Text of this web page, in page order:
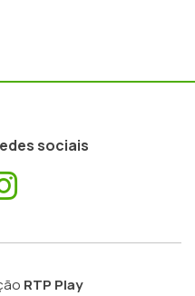
sociais
RTP Play